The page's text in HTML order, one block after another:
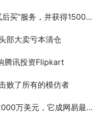
，并获得1500万美元A轮融资
部大卖亏本清仓
腾讯投资Flipkart
败了所有的模仿者
美元，它成网易最赚钱手游